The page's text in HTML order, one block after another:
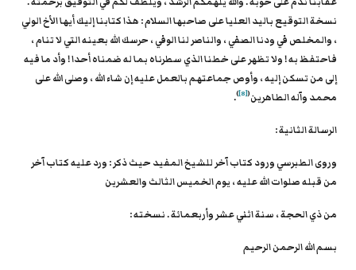
نسخة التوقيع باليد العليا على صاحبها السلام : هذا كتابنا إليك أيها الأخ الولي
، والمخلص في ودنا الصفي ، والناصر لنا الوفي ، حرسك الله بعينه التي لا تنام ،
فاحتفظ به ! ولا تظهر على خطنا الذي سطرناه بما له ضمناه أحدا ! وأد ما فيه
إلى من تسكن إليه ، وأوص جماعتهم بالعمل عليه إن شاء الله ، وصلى الله على
محمد وآله الطاهرين(
[8]
)
.
الرسالة الثانية :
وروى الطبرسي ورود كتاب آخر للشيخ المفيد حيث ذكر : ورد عليه كتاب آخر
من قبله صلوات الله عليه ، يوم الخميس الثالث والعشرين
من ذي الحجة ، سنة اثني عشر وأربعمائة . نسخته :
بسم الله الرحمن الرحيم